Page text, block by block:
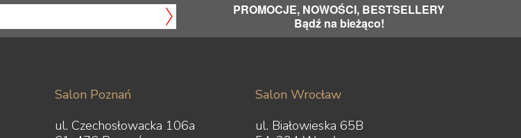
PROMOCJE, NOWOŚCI, BESTSELLERY
Bądź na bieżąco!
Salon Poznań
ul. Czechosłowacka 106a
Salon Wrocław
ul. Białowieska 65B